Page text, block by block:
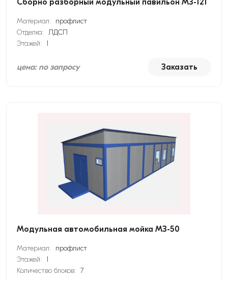
Сборно разборный модульный павильон МЗ-121
Материал:
профлист
Отделка: ЛДСП
Этажей:
1
цена: по запросу Заказать
Модульная автомобильная мойка МЗ-50
Материал:
профлист
Этажей:
1
Количество блоков: 7